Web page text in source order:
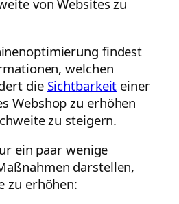
von Websites zu
findest
welchen
die Sichtbarkeit einer
Webshop zu erhöhen
zu steigern.
ein paar wenige
darstellen,
zu erhöhen: